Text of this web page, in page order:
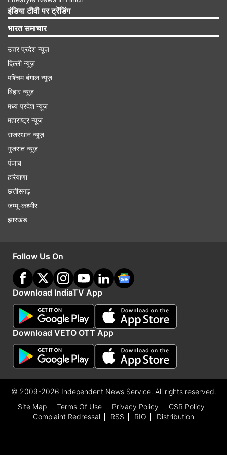
थाने के पास मंडराने लगी।
रंगे हाथों पकड़ा
शिकायतकर्ता ने जैसे ही 30 हजार रुपये थानाध्यक्ष को दिए।
इसके बाद एंटी करप्शन की टीम थानेदार को उनके ही थाने से
इंडिया टीवी पर ट्रेंडिंग
भारत समाचार
उत्तर प्रदेश न्यूज़
दिल्ली न्यूज़
पश्चिम बंगाल न्यूज़
बिहार न्यूज़
मध्य प्रदेश न्यूज़
महाराष्ट्र न्यूज़
राजस्थान न्यूज़
गुजरात न्यूज़
पंजाब
हरियाणा
छत्तीसगढ़
जम्मू-कश्मीर
झारखंड
Follow Us On
Download IndiaTV App
Download VETO OTT App
© 2009-2026 Independent News Service. All rights reserved.
Site Map
Terms Of Use Privacy Policy
CSR Policy
Complaint Redressal
RSS RIO Distribution